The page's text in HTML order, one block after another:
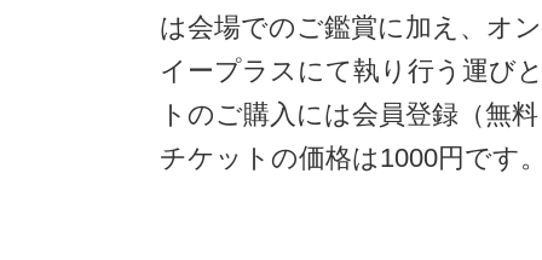
は会場でのご鑑賞に加え、オ
イープラスにて執り行う運び
トのご購入には会員登録（無
チケットの価格は1000円です